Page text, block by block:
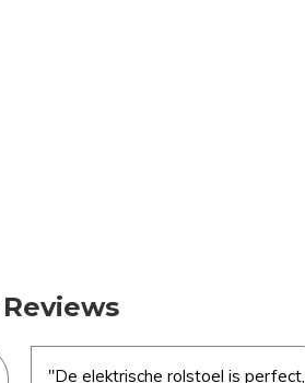
"De elektrische rolstoel is perfect,